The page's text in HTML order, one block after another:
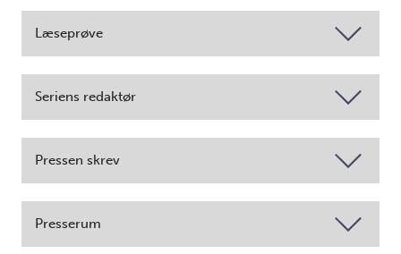
Læseprøve
Seriens redaktør
Pressen skrev
Presserum